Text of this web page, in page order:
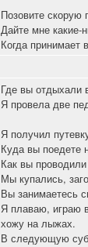
Позовите скорую
Дайте мне какие-
Когда принимает
Где вы отдыхали
Я провела две
Я получил
Куда вы поедете
Как вы
Мы купались,
Вы занимаетесь
Я плаваю, играю
хожу на лыжах.
В следующую